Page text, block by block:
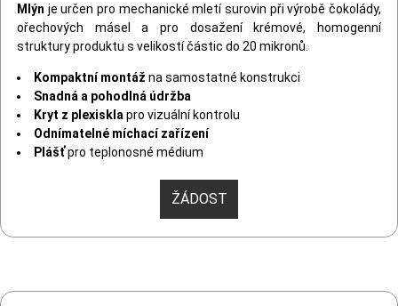
Mlýn je určen pro mechanické mletí surovin při výrobě čokolády,
ořechových másel a pro dosažení krémové, homogenní
struktury produktu s velikostí částic do 20 mikronů.
Kompaktní montáž na samostatné konstrukci
Snadná a pohodlná údržba
Kryt z plexiskla pro vizuální kontrolu
Odnímatelné míchací zařízení
Plášťpro teplonosné médium
ŽÁDOST